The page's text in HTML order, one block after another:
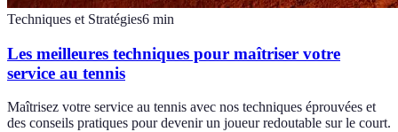
Techniques et Stratégies6 min
Les meilleures techniques pour maîtriser votre
service au tennis
Maîtrisez votre service au tennis avec nos techniques éprouvées et
des conseils pratiques pour devenir un joueur redoutable sur le court.